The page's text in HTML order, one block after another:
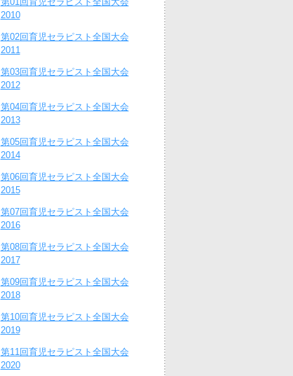
2010
第02回育児セラピスト全国大会
2011
第03回育児セラピスト全国大会
2012
第04回育児セラピスト全国大会
2013
第05回育児セラピスト全国大会
2014
第06回育児セラピスト全国大会
2015
第07回育児セラピスト全国大会
2016
第08回育児セラピスト全国大会
2017
第09回育児セラピスト全国大会
2018
第10回育児セラピスト全国大会
2019
第11回育児セラピスト全国大会
2020